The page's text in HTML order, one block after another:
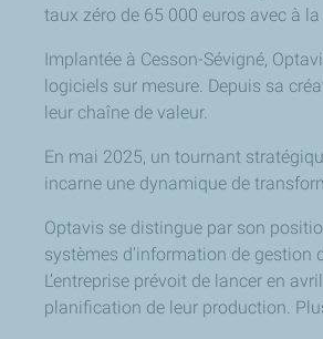
taux zéro de 65 000 euros avec à
Implantée à Cesson-Sévigné,
logiciels sur mesure. Depuis sa
leur chaîne de valeur.
En mai 2025, un tournant
incarne une dynamique de
Optavis se distingue par son
systèmes d'information de gestion
L’entreprise prévoit de lancer en
planification de leur production.